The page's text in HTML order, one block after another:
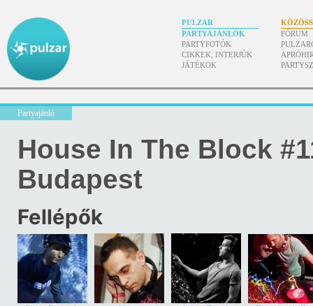
PULZAR
PARTYAJÁNLÓK
PARTYFOTÓK
CIKKEK, INTERJÚK
JÁTÉKOK
FÓRUM
Partyajánló
House In The Block
Budapest
Fellépők